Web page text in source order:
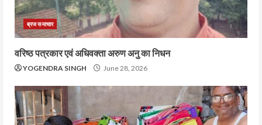
ब्रज समाचार
वरिष्ठ पत्रकार एवं अधिवक्ता अरुण अनु का निधन
YOGENDRA SINGH June 28, 2026